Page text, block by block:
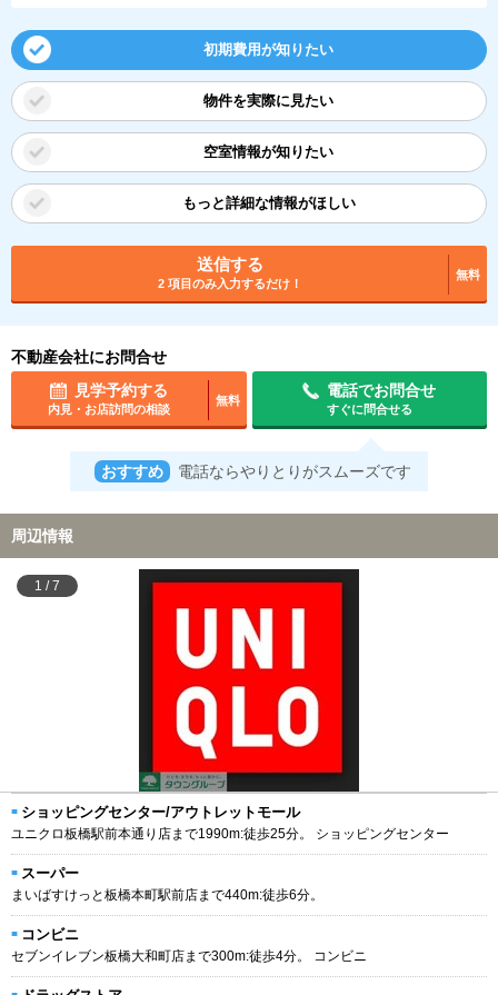
初期費用が知りたい
物件を実際に見たい
空室情報が知りたい
もっと詳細な情報がほしい
送信する
2 項目のみ入力するだけ！
無料
不動産会社にお問合せ
見学予約する
内見・お店訪問の相談
無料
電話でお問合せ
すぐに問合せる
おすすめ 電話ならやりとりがスムーズです
周辺情報
1 /7
ショッピングセンター/アウトレットモール
ユニクロ板橋駅前本通り店まで1990m:徒歩25分。 ショッピングセンター
スーパー
まいばすけっと板橋本町駅前店まで440m:徒歩6分。
コンビニ
セブンイレブン板橋大和町店まで300m:徒歩4分。 コンビニ